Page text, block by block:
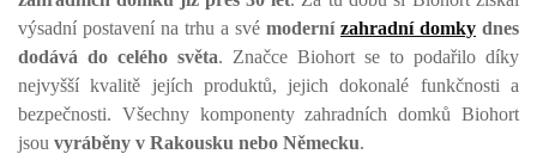
výsadní postavení na trhu a své moderní zahradní domky dnes
dodává do celého světa. Značce Biohort se to podařilo díky
nejvyšší kvalitě jejích produktů, jejich dokonalé funkčnosti a
bezpečnosti. Všechny komponenty zahradních domků Biohort
jsou vyráběny v Rakousku nebo Německu.